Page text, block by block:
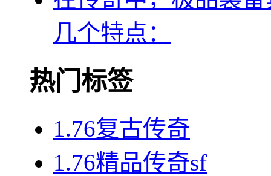
几个特点：
热门标签
1.76复古传奇
1.76精品传奇sf